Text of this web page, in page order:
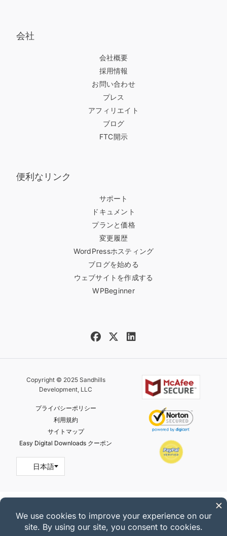
会社
会社概要
採用情報
お問い合わせ
プレス
アフィリエイト
ブログ
FTC開示
便利なリンク
サポート
ドキュメント
プランと価格
変更履歴
WordPressホスティング
ブログを始める
ウェブサイトを作成する
WPBeginner
Copyright © 2025 Sandhills
Development, LLC
プライバシーポリシー
利用規約
サイトマップ
Easy Digital Downloads クーポン